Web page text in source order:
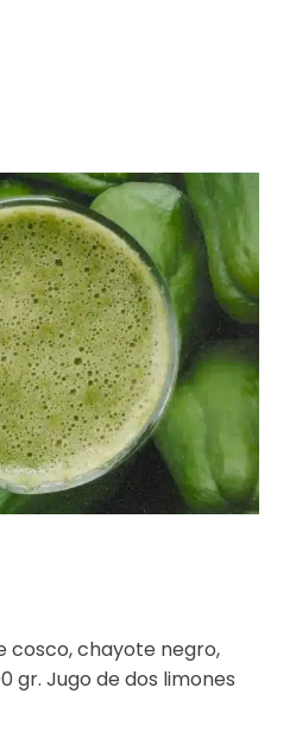
cosco, chayote negro,
gr. Jugo de dos limones